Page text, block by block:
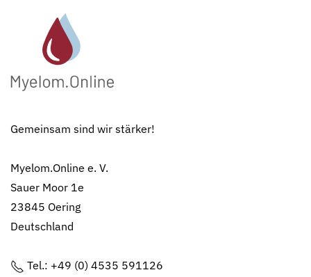
Gemeinsam sind wir stärker!
Myelom.Online e. V.
Sauer Moor 1e
23845 Oering
Deutschland
Tel.: +49 (0) 4535 591126